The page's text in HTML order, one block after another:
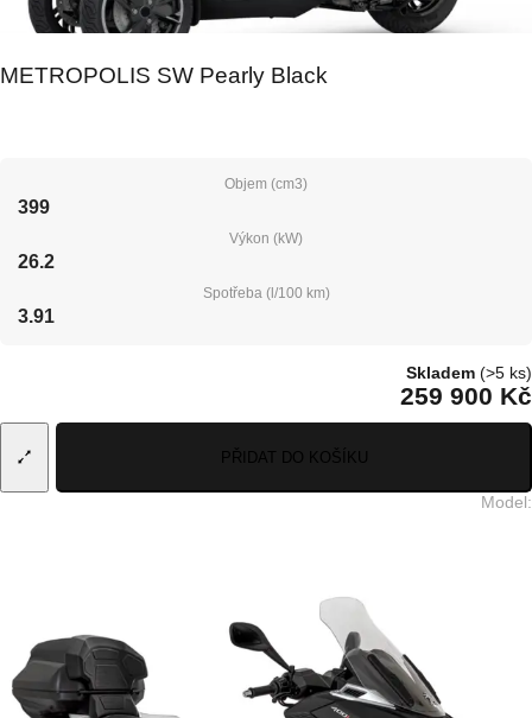
METROPOLIS SW Pearly Black
Objem (cm3)
399
Výkon (kW)
26.2
Spotřeba (l/100 km)
3.91
Skladem (>5 ks)
259 900 Kč
PŘIDAT DO KOŠÍKU
Model: